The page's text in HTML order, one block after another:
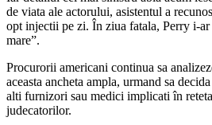
de viata ale actorului, asistentul a
opt injectii pe zi. În ziua fatala, Perry i-
mare”.
Procurorii americani continua sa
aceasta ancheta ampla, urmand sa
alti furnizori sau medici implicati în
judecatorilor.